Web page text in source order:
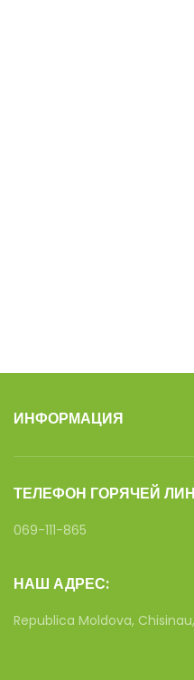
ИНФОРМАЦИЯ
ТЕЛЕФОН ГОРЯЧЕЙ
069-111-865
НАШ АДРЕС:
Republica Moldova,